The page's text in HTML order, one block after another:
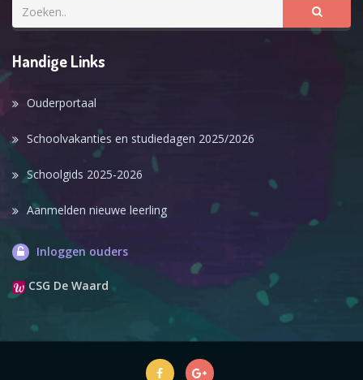
Handige Links
Ouderportaal
Schoolvakanties en studiedagen 2025/2026
Schoolgids 2025-2026
Aanmelden nieuwe leerling
Inloggen ouders
CSG De Waard